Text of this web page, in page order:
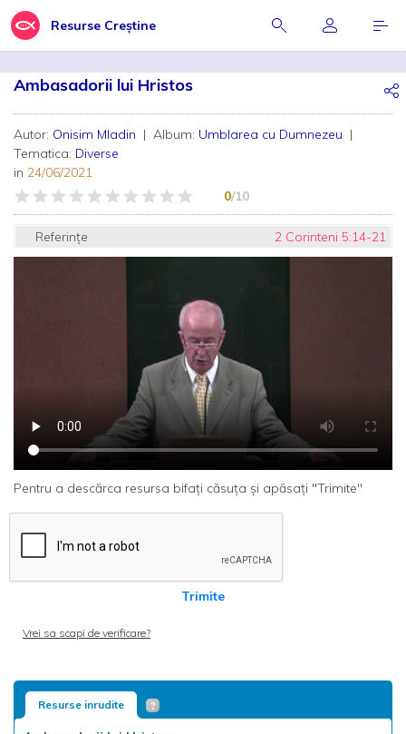
Resurse Creștine
Ambasadorii lui Hristos
Autor: Onisim Mladin | Album: Umblarea cu Dumnezeu |
Tematica: Diverse
in 24/06/2021
0/10
Referințe 2 Corinteni 5:14-21
Pentru a descărca resursa bifați căsuța și apăsați "Trimite"
Trimite
Vrei sa scapi de verificare?
Resurse inrudite